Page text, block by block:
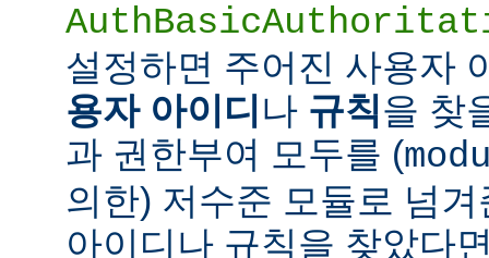
설정하면 주어진 사용자
용자 아이디 나 규칙을 찾
과 권한부여 모두를 (
의한) 저수준 모듈로 넘
아이디나 규칙을 찾았다